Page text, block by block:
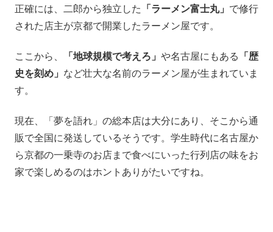
正確には、二郎から独立した 「ラーメン富士丸」 で修行
された店主が京都で開業したラーメン屋です。
ここから、 「地球規模で考えろ」 や名古屋にもある 「歴
史を刻め」 など壮大な名前のラーメン屋が生まれていま
す。
現在、「夢を語れ」の総本店は大分にあり、そこから通
販で全国に発送しているそうです。学生時代に名古屋か
ら京都の一乗寺のお店まで食べにいった行列店の味をお
家で楽しめるのはホントありがたいですね。